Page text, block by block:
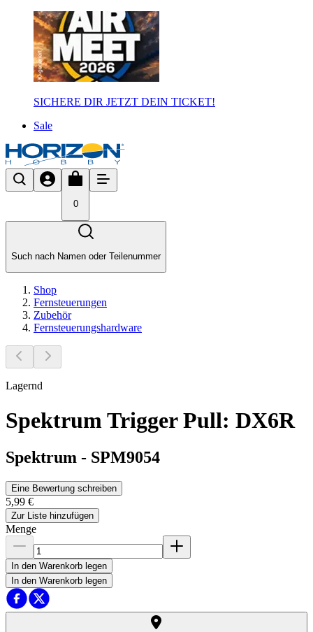
SICHERE DIR JETZT DEIN TICKET!
Sale
0
Such nach Namen oder Teilenummer
Shop
Fernsteuerungen
Zubehör
Fernsteuerungshardware
Lagernd
Spektrum Trigger Pull: DX6R
Spektrum - SPM9054
Eine Bewertung schreiben
5,99 €
Zur Liste hinzufügen
Menge
In den Warenkorb legen
In den Warenkorb legen